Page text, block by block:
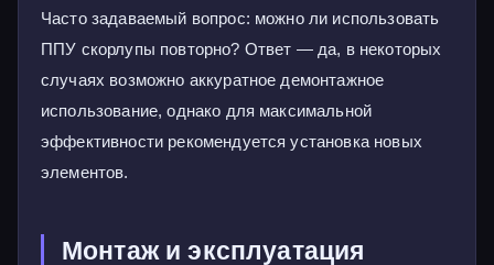
Часто задаваемый вопрос: можно ли использовать
ППУ скорлупы повторно? Ответ — да, в некоторых
случаях возможно аккуратное демонтажное
использование, однако для максимальной
эффективности рекомендуется установка новых
элементов.
Монтаж и эксплуатация